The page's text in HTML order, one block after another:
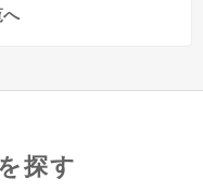
へ
探す